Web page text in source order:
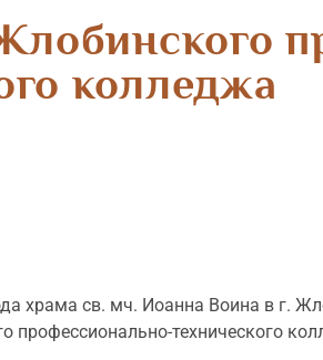
колледжа
храма св. мч. Иоанна Воина в г.
профессионально-технического